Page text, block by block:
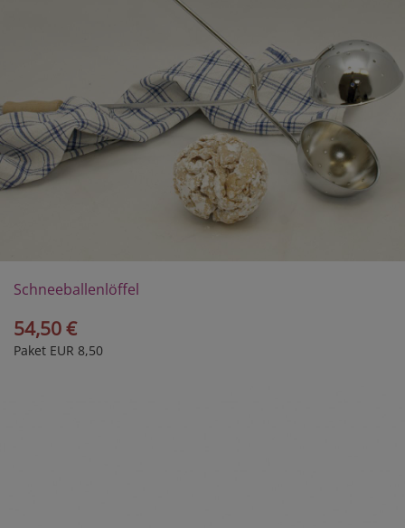
Schneeballenlöffel
54,50 €
Paket EUR 8,50